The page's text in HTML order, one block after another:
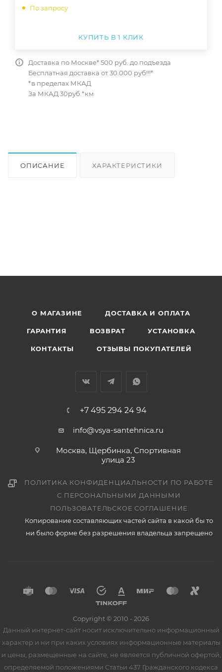
По запросу
КУПИТЬ В 1 КЛИК
Доставка по Москве* 500 руб. до подъезда
Бесплатная доставка от 30.000 руб!!!*
*в пределах МКАД
За МКАД 30руб.*км
ОПИСАНИЕ ХАРАКТЕРИСТИКИ
О МАГАЗИНЕ ДОСТАВКА И ОПЛАТА
ГАРАНТИЯ ВОЗВРАТ УСТАНОВКА
КОНТАКТЫ ОТЗЫВЫ ПОКУПАТЕЛЕЙ
+7 495 294 24 94
info@vsya-santehnica.ru
Москва, Щербинка, Спортивная
улица 23
ПОЛИТИКА КОНФИДЕНЦИАЛЬНОСТИ ПО РАБОТЕ
С ПЕРСОНАЛЬНЫМИ ДАННЫМИ
ПОЛЬЗОВАТЕЛЬСКОЕ СОГЛАШЕНИЕ
Копирование составляющих частей сайта в какой бы то
ни было форме без разрешения владельца запрещено
Copyright © 2010 - 2026
Данный интернет-сайт носит исключительно информационный
характер и ни при каких условиях информационные материалы
и цены, размещенные на сайте, не является публичной офертой,
определяемой положениями Статьи 437 Гражданского кодекса